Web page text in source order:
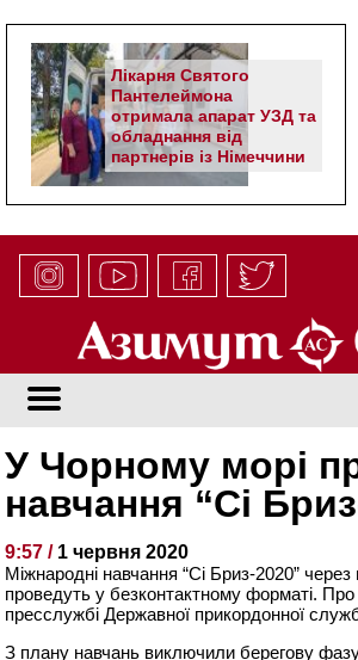
Лікарня Святого
Пантелеймона
отримала апарат УЗД та
обладнання від
партнерів із Німеччини
У Чорному морі
навчання “Сі
9:57 / 1 червня 2020
Міжнародні навчання “Сі Бриз-2020”
проведуть у безконтактному форматі.
пресслужбі Державної прикордонної
З плану навчань виключили берегову